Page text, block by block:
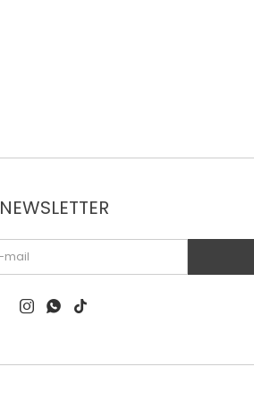
NEWSLETTER
  